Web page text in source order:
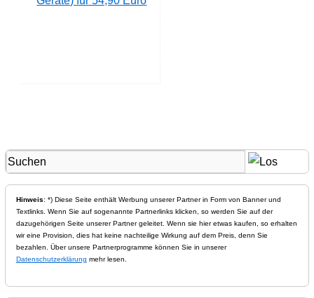
Hinweis: *) Diese Seite enthält Werbung unserer Partner in Form von Banner und
Textlinks. Wenn Sie auf sogenannte Partnerlinks klicken, so werden Sie auf der
dazugehörigen Seite unserer Partner geleitet. Wenn sie hier etwas kaufen, so erhalten
wir eine Provision, dies hat keine nachteilige Wirkung auf dem Preis, denn Sie
bezahlen. Über unsere Partnerprogramme können Sie in unserer
Datenschutzerklärung mehr lesen.